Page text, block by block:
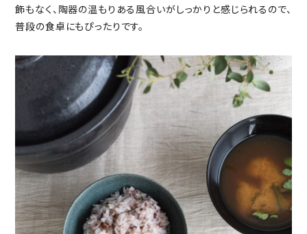
飾もなく、陶器の温もりある風合いがしっかりと感じられるので、
普段の食卓にもぴったりです。